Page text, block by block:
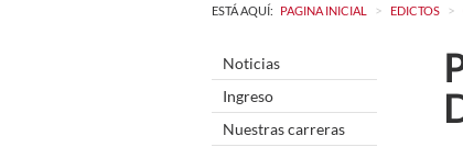
ESTÁ AQUÍ: PAGINA INICIAL > EDICTOS >
Noticias
Ingreso
Nuestras carreras